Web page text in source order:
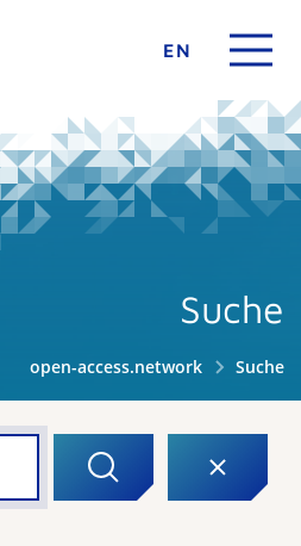
EN
Suche
open-access.network Suche